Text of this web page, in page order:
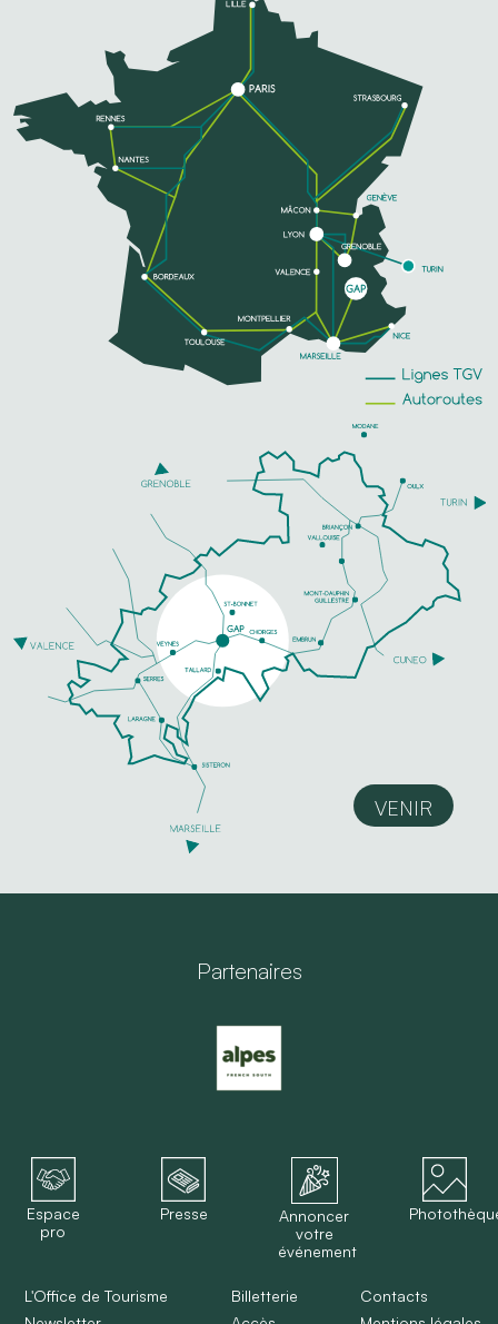
VENIR
Partenaires
Espace
pro
Presse
Annoncer
votre
événement
L'Office de Tourisme
Billetterie
Contacts